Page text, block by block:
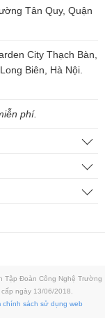
Nguồn điện
kế với 10 cổng kết
động nguồn được bật
Có 2 cổng cắm điện
báo kênh nào tắt
vấn đề các thiết bị
các thiết bị khác. Khi
đặt và chuyển đổi
Tân Quy, Quận
City Thạch Bàn,
Biên, Hà Nội.
phí.
Tập Đoàn Công Nghệ Trường
ngày 13/06/2018.
chính sách sử dụng web